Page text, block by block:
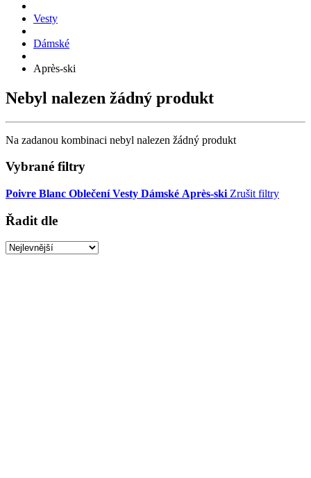
Vesty
Dámské
Après-ski
Nebyl nalezen žádný produkt
Na zadanou kombinaci nebyl nalezen žádný produkt
Vybrané filtry
Poivre Blanc Oblečení Vesty Dámské Après-ski Zrušit filtry
Řadit dle